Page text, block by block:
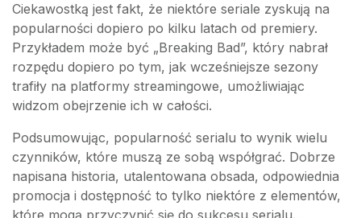
Ciekawostką jest fakt, że niektóre seriale zyskują na
popularności dopiero po kilku latach od premiery.
Przykładem może być „Breaking Bad”, który nabrał
rozpędu dopiero po tym, jak wcześniejsze sezony
trafiły na platformy streamingowe, umożliwiając
widzom obejrzenie ich w całości.
Podsumowując, popularność serialu to wynik wielu
czynników, które muszą ze sobą współgrać. Dobrze
napisana historia, utalentowana obsada, odpowiednia
promocja i dostępność to tylko niektóre z elementów,